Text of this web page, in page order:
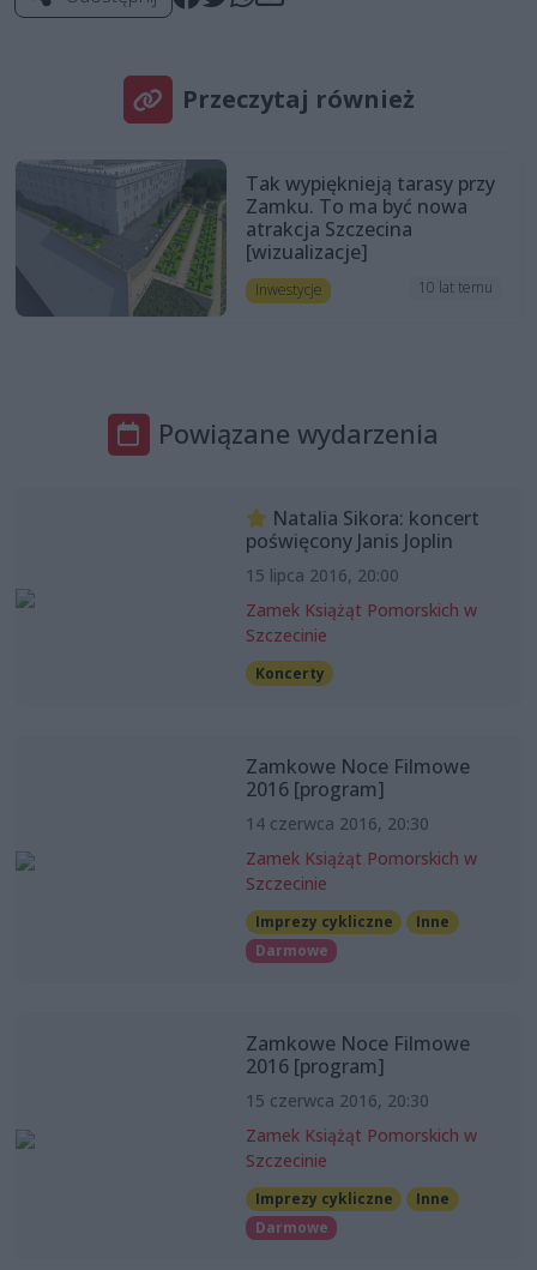
Przeczytaj również
Tak wypięknieją tarasy przy
Zamku. To ma być nowa
atrakcja Szczecina
[wizualizacje]
Inwestycje 10 lat temu
Powiązane wydarzenia
Natalia Sikora: koncert
poświęcony Janis Joplin
15 lipca 2016, 20:00
Zamek Książąt Pomorskich w
Szczecinie
Koncerty
Zamkowe Noce Filmowe
2016 [program]
14 czerwca 2016, 20:30
Zamek Książąt Pomorskich w
Szczecinie
Imprezy cykliczne
Inne
Darmowe
Zamkowe Noce Filmowe
2016 [program]
15 czerwca 2016, 20:30
Zamek Książąt Pomorskich w
Szczecinie
Imprezy cykliczne
Inne
Darmowe